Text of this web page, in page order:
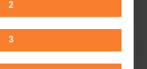
2
3
// Hamburg